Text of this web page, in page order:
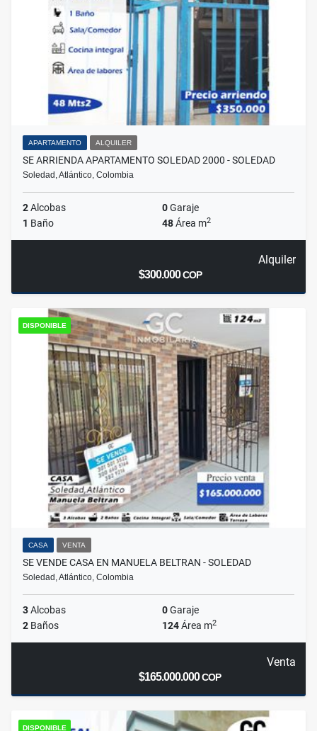
APARTAMENTO ALQUILER
SE ARRIENDA APARTAMENTO SOLEDAD 2000 - SOLEDAD
Soledad, Atlántico, Colombia
2Alcobas 0Garaje
1 Baño 48Área m2
Alquiler
$300.000COP
DISPONIBLE
CASA VENTA
SE VENDE CASA EN MANUELA BELTRAN - SOLEDAD
Soledad, Atlántico, Colombia
3Alcobas 0Garaje
2 Baños 124Área m2
Venta
$165.000.000COP
DISPONIBLE